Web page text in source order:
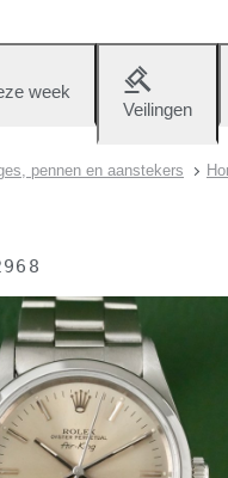
week
Veilingen
pennen en aanstekers